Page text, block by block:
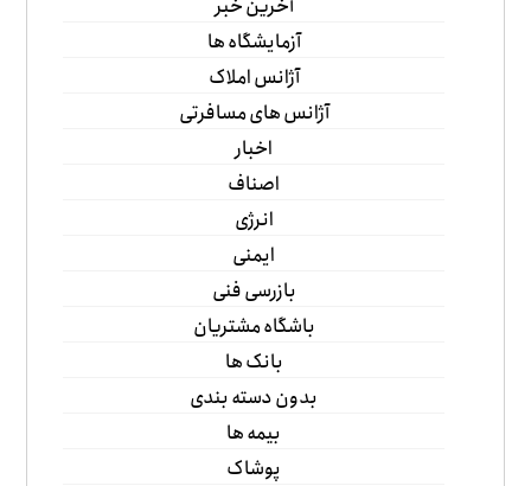
آخرین خبر
آزمایشگاه ها
آژانس املاک
آژانس های مسافرتی
اخبار
اصناف
انرژی
ایمنی
بازرسی فنی
باشگاه مشتریان
بانک ها
بدون دسته بندی
بیمه ها
پوشاک